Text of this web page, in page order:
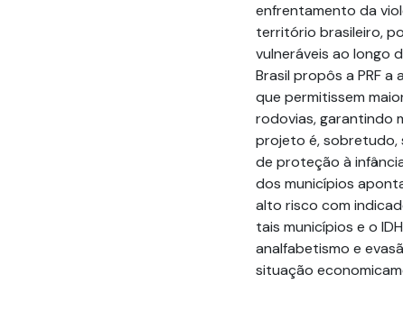
enfrentamento da
território brasileiro,
vulneráveis ao longo
Brasil propôs a PRF
que permitissem
rodovias, garantindo
projeto é, sobretudo,
de proteção à
dos municípios
alto risco com
tais municípios e o
analfabetismo e
situação